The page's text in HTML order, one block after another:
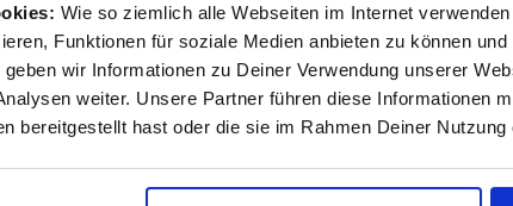
Wie so ziemlich alle Webseiten im Internet
Funktionen für soziale Medien anbieten zu können
wir Informationen zu Deiner Verwendung unserer
weiter. Unsere Partner führen diese Informationen
bereitgestellt hast oder die sie im Rahmen Deiner